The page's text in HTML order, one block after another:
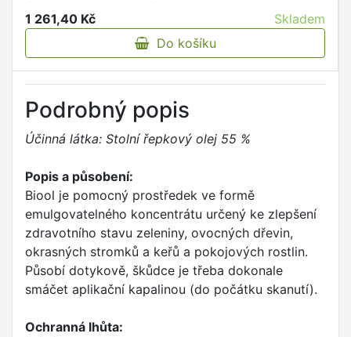
1 261,40 Kč
Skladem
Do košíku
Podrobný popis
Účinná látka: Stolní řepkový olej 55 %
Popis a působení:
Biool je pomocný prostředek ve formě
emulgovatelného koncentrátu určený ke zlepšení
zdravotního stavu zeleniny, ovocných dřevin,
okrasných stromků a keřů a pokojových rostlin.
Působí dotykově, škůdce je třeba dokonale
smáčet aplikační kapalinou (do počátku skanutí).
Ochranná lhůta: